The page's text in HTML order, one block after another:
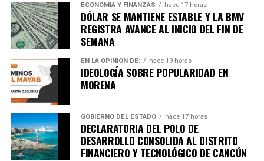
ECONOMÍA Y FINANZAS hace 17 horas
DÓLAR SE MANTIENE ESTABLE Y LA BMV
REGISTRA AVANCE AL INICIO DEL FIN DE
SEMANA
EN LA OPINIÓN DE: hace 19 horas
IDEOLOGÍA SOBRE POPULARIDAD EN
MORENA
GOBIERNO DEL ESTADO hace 17 horas
DECLARATORIA DEL POLO DE
DESARROLLO CONSOLIDA AL DISTRITO
FINANCIERO Y TECNOLÓGICO DE CANCÚN